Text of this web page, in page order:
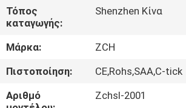
ΠΕΡΊΠΟΥ
ΕΜΕΊΣ
ΓΎΡΟΣ
ΕΡΓΟΣΤΑΣΊΩΝ
Τόπος
καταγωγής:
Shenzhen Κίνα
Μάρκα:
ZCH
Πιστοποίηση:
CE,Rohs,SAA,C-tick
Αριθμό
Zchsl-2001